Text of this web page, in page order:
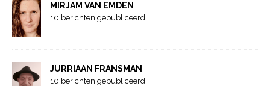
MIRJAM VAN EMDEN
10 berichten gepubliceerd
JURRIAAN FRANSMAN
10 berichten gepubliceerd